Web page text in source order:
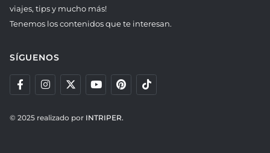
viajes, tips y mucho más!
Tenemos los contenidos que te interesan.
SÍGUENOS
© 2025 realizado por INTRIPER.